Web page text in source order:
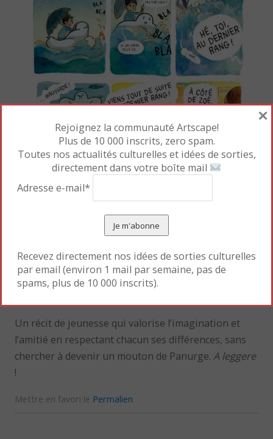
L’état d’esprit de Rosa va changer lorsqu’elle se rend
double elle aussi ! Sous la forme d’un lapin. Et ses
deux copains asiatiques, Yu et Bo, projettent leur
inconscient dans des gourmandises fictives !
Un récit de jeunesse qui valorise l’imagination et
l’amitié en respectant chacun ses différences, sans
chercher à devenir un mouton de Panurge.A leggere
!
Mettre en favori le Permalien
Rejoignez la communauté Artscape!
Plus de 10 000 inscrits, zero spam.
Toutes nos actualités culturelles et idées de sorties,
directement dans votre boîte mail
Adresse e-mail*
Recevez directement nos idées de sorties culturelles
par email (environ 1 mail par semaine, pas de
spams, plus de 10 000 inscrits).
×